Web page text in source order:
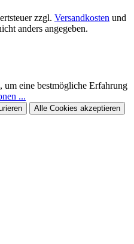
zzgl. Versandkosten und
anders angegeben.
um eine bestmögliche Erfahrung
...
Alle Cookies akzeptieren